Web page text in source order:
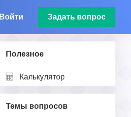
Войти Задать вопрос
Полезное
Калькулятор
Темы вопросов